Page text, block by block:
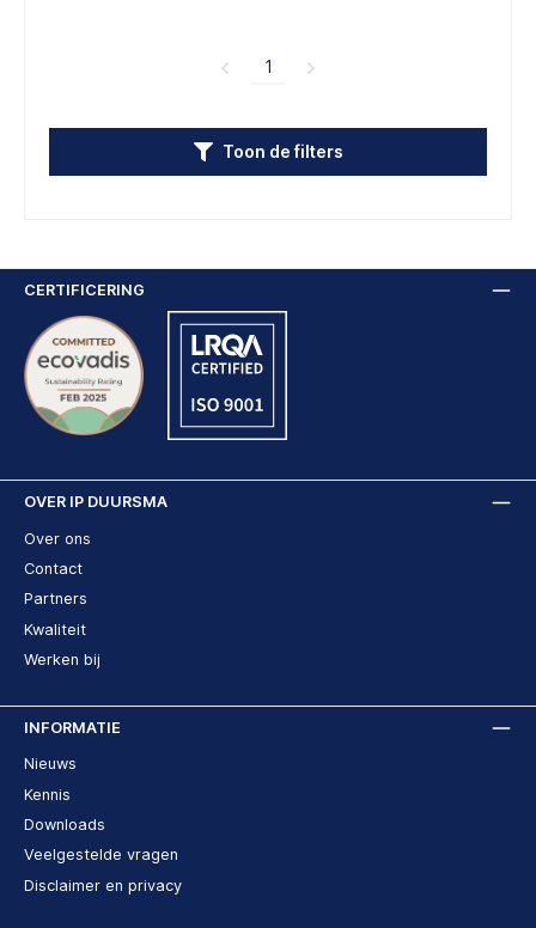
1
Toon de filters
OVER IP DUURSMA
Over ons
Contact
Partners
Kwaliteit
Werken bij
INFORMATIE
Nieuws
Kennis
Downloads
Veelgestelde vragen
Disclaimer en privacy
CERTIFICERING